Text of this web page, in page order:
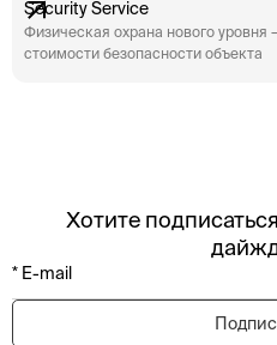
Security Service
Физическая охрана нового уровня
стоимости безопасности объекта
Хотите